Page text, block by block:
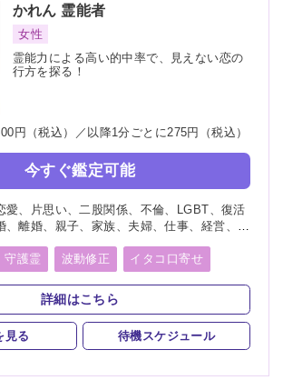
かれん 霊能者
女性
霊能力による高い的中率で、見えない恋の
行方を探る！
円（税込）／以降1分ごとに275円（税込）
今すぐ鑑定可能
愛、片思い、二股関係、不倫、LGBT、復活
、離婚、親子、家族、夫婦、仕事、経営、適
守護霊 波動修正 イタコ口寄せ
詳細はこちら
見る 待機スケジュール